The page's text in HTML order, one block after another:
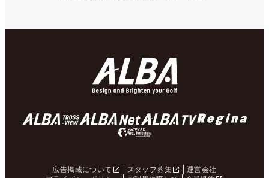
広告掲載について スタッフ募集
運営会社